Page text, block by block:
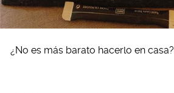
¿No es más barato hacerlo en casa?